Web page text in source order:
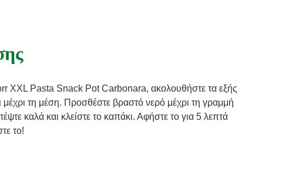
XXL Pasta Snack Pot Carbonara, ακολουθήστε τα εξής
μέχρι τη μέση. Προσθέστε βραστό νερό μέχρι τη γραμμή
καλά και κλείστε το καπάκι. Αφήστε το για 5 λεπτά
το!